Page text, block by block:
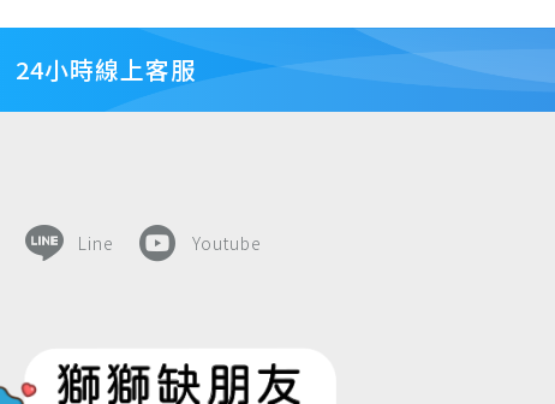
24小時線上客服
Line Youtube